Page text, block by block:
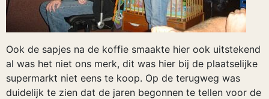
Ook de sapjes na de koffie smaakte hier ook uitstekend
al was het niet ons merk, dit was hier bij de plaatselijke
supermarkt niet eens te koop. Op de terugweg was
duidelijk te zien dat de jaren begonnen te tellen voor de